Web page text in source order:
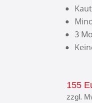
3
155
zzgl.